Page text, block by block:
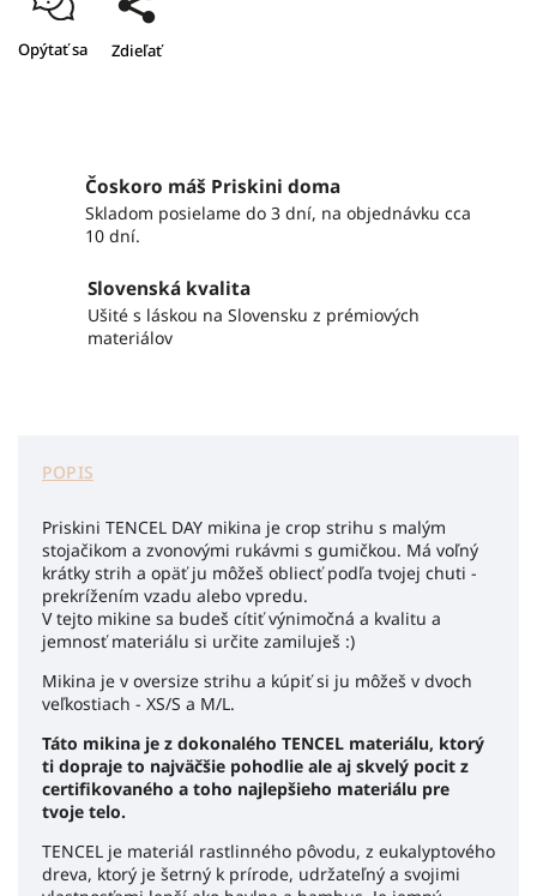
Opýtať sa Zdieľať
Čoskoro máš Priskini doma
Skladom posielame do 3 dní, na objednávku cca
10 dní.
Slovenská kvalita
Ušité s láskou na Slovensku z prémiových
materiálov
POPIS
Priskini TENCEL DAY mikina je crop strihu s malým
stojačikom a zvonovými rukávmi s gumičkou. Má voľný
krátky strih a opäť ju môžeš obliecť podľa tvojej chuti -
prekrížením vzadu alebo vpredu.
V tejto mikine sa budeš cítiť výnimočná a kvalitu a
jemnosť materiálu si určite zamiluješ :)
Mikina je v oversize strihu a kúpiť si ju môžeš v dvoch
veľkostiach - XS/S a M/L.
Táto mikina je z dokonalého TENCEL materiálu, ktorý
ti dopraje to najväčšie pohodlie ale aj skvelý pocit z
certifikovaného a toho najlepšieho materiálu pre
tvoje telo.
TENCEL je materiál rastlinného pôvodu, z eukalyptového
dreva, ktorý je šetrný k prírode, udržateľný a svojimi